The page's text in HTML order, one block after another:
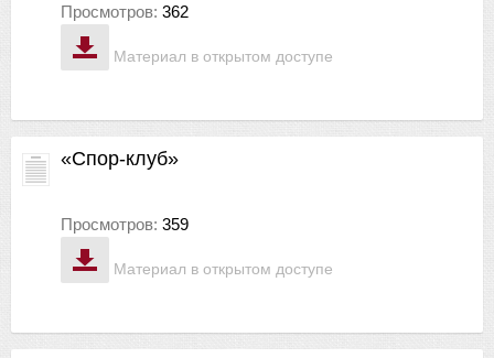
Материал в открытом доступе
Просмотров: 362
Материал в открытом доступе
«Спор-клуб»
Просмотров: 359